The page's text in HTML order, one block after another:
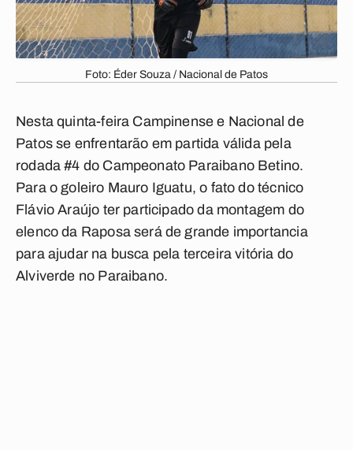
Foto: Éder Souza / Nacional de Patos
Nesta quinta-feira Campinense e Nacional de
Patos se enfrentarão em partida válida pela
rodada #4 do Campeonato Paraibano Betino.
Para o goleiro Mauro Iguatu, o fato do técnico
Flávio Araújo ter participado da montagem do
elenco da Raposa será de grande importancia
para ajudar na busca pela terceira vitória do
Alviverde no Paraibano.